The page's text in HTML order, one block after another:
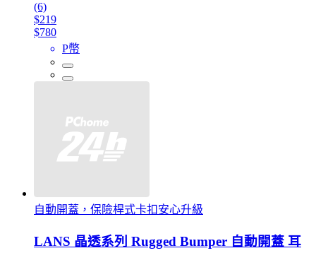
(6)
$219
$780
P幣
自動開蓋，保險桿式卡扣安心升級
LANS 晶透系列 Rugged Bumper 自動開蓋 耳